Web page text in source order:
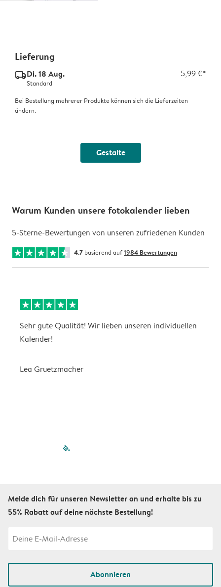
Lieferung
delivery_standard_v2Di. 18 Aug. 5,99 €*
Standard
Bei Bestellung mehrerer Produkte können sich die Lieferzeiten
ändern.
Gestalte
Warum Kunden unsere fotokalender lieben
5-Sterne-Bewertungen von unseren zufriedenen Kunden
4.7 basierend auf1984 Bewertungen
Sehr gute Qualität! Wir lieben unseren individuellen
Kalender!
Lea Gruetzmacher
filled-pagination
Melde dich für unseren Newsletter an und erhalte bis zu
55% Rabatt auf deine nächste Bestellung!
Abonnieren